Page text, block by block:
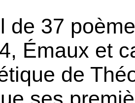
de 37
Émaux et
de